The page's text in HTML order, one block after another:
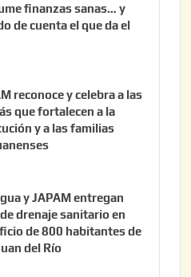
finanzas sanas… y
de cuenta el que da el
reconoce y celebra a las
que fortalecen a la
y a las familias
y JAPAM entregan
drenaje sanitario en
de 800 habitantes de
del Río